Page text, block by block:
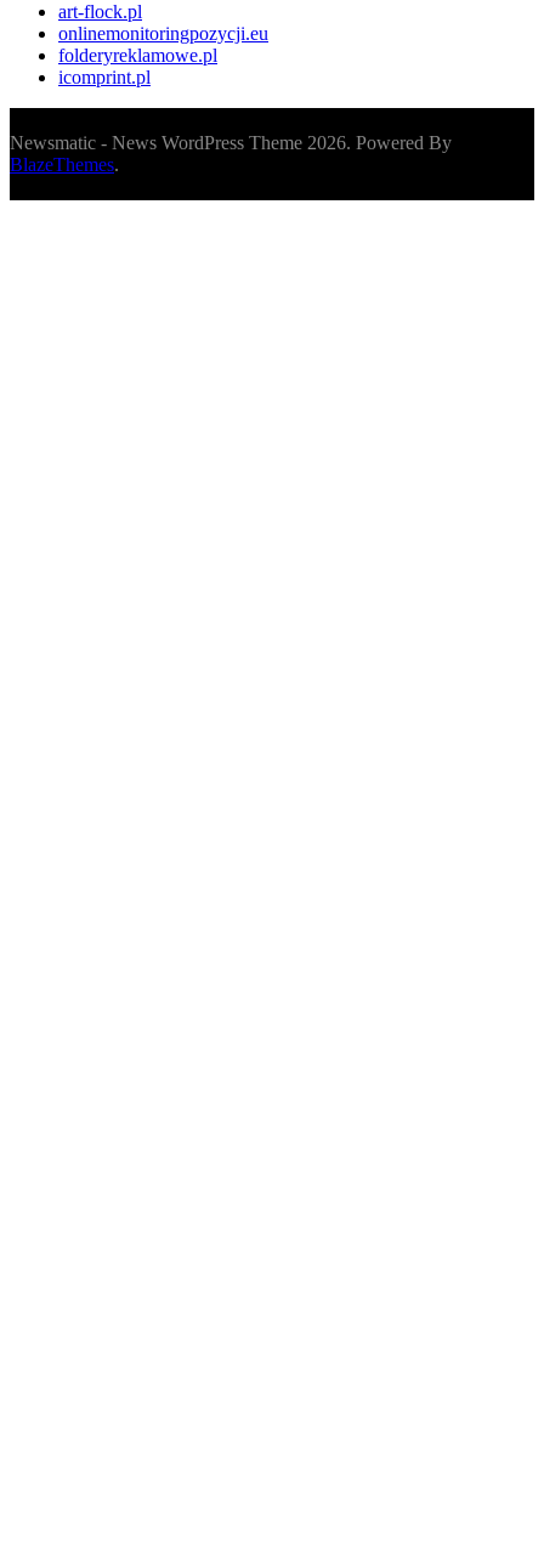
art-flock.pl
onlinemonitoringpozycji.eu
folderyreklamowe.pl
icomprint.pl
Newsmatic - News WordPress Theme 2026. Powered By
BlazeThemes.